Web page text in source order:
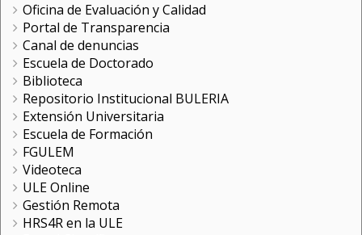
Oficina de Evaluación y Calidad
Portal de Transparencia
Canal de denuncias
Escuela de Doctorado
Biblioteca
Repositorio Institucional BULERIA
Extensión Universitaria
Escuela de Formación
FGULEM
Videoteca
ULE Online
Gestión Remota
HRS4R en la ULE